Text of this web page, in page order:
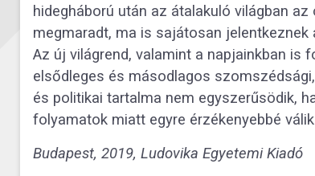
hidegháború után az átalakuló világban
megmaradt, ma is sajátosan jelentkeznek
Az új világrend, valamint a napjainkban is
elsődleges és másodlagos
és politikai tartalma nem egyszerűsödik,
folyamatok miatt egyre érzékenyebbé
Budapest, 2019, Ludovika Egyetemi Kiadó